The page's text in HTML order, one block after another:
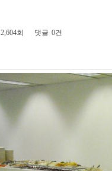
2,604회 댓글 0건